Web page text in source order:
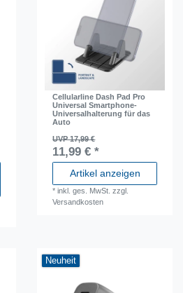
Cellularline Dash Pad Pro
Universal Smartphone-
Universalhalterung für das
Auto
UVP 17,99 €
11,99 € *
Artikel anzeigen
*inkl. ges. MwSt. zzgl.
Versandkosten
Neuheit